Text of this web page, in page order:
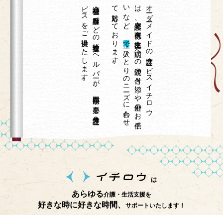
オ
ーダ
ーメ
イ
ド
の
介護サ
ービ
ス
イ
チ
ロ
ウ
は
、
在宅介護、
家事代行、
生活支援、
病院へ
の
通院の
付き
添い
や
外出の
お
手伝
い
な
ど
、
で
一人ひ
と
り
の
ニ
ーズ
に
合わ
せ
て
対応し
て
お
り
ま
す
。
介護福祉士や
看護師な
ど
の
経験豊富な
ヘ
ル
パ
ーが
、
専門技術が
必要な
身体介護サ
ー
ビ
ス
を
ご
提供い
た
し
ま
す
。
は
あらゆる介護・生活支援を
好きな時に好きな時間、 サポートいたします！